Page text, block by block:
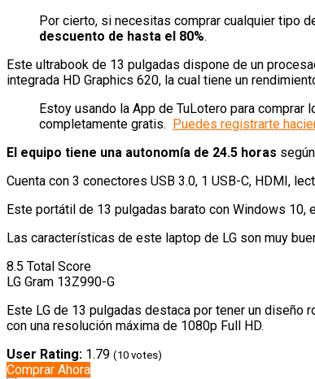
Por cierto, si necesitas comprar cualquier tipo
descuento de hasta el 80%.
Este ultrabook de 13 pulgadas dispone de un
integrada HD Graphics 620, la cual tiene un
Estoy usando la App de TuLotero para
completamente gratis.
Puedes registrarte
El equipo tiene una autonomía de 24.5 horas
Cuenta con 3 conectores USB 3.0, 1 USB-C, HDMI,
Este portátil de 13 pulgadas barato con Windows 10,
Las características de este laptop de LG son muy
8.5 Total Score
LG Gram 13Z990-G
Este LG de 13 pulgadas destaca por tener un diseño
con una resolución máxima de 1080p Full HD.
User Rating: 1.79 (10 votes)
Comprar Ahora